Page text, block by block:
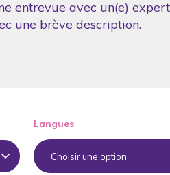
entrevue avec un(e)
une brève description.
Langues
Choisir une option